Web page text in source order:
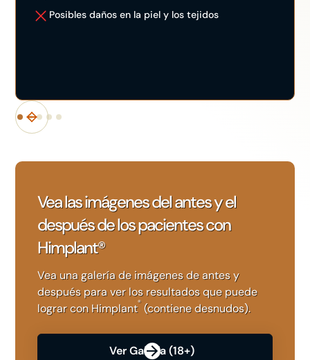
Posibles daños en la piel y los tejidos
Vea las imágenes del antes y el
después de los pacientes con
Himplant®
Vea una galería de imágenes de antes y
después para ver los resultados que puede
lograr con Himplant® (contiene desnudos).
Ver Galería (18+)